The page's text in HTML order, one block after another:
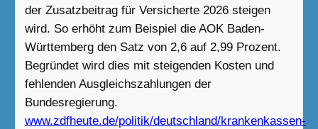
der Zusatzbeitrag für Versicherte 2026 steigen
wird. So erhöht zum Beispiel die AOK Baden-
Württemberg den Satz von 2,6 auf 2,99 Prozent.
Begründet wird dies mit steigenden Kosten und
fehlenden Ausgleichszahlungen der
Bundesregierung.
www.zdfheute.de/politik/deutschland/krankenkassen-